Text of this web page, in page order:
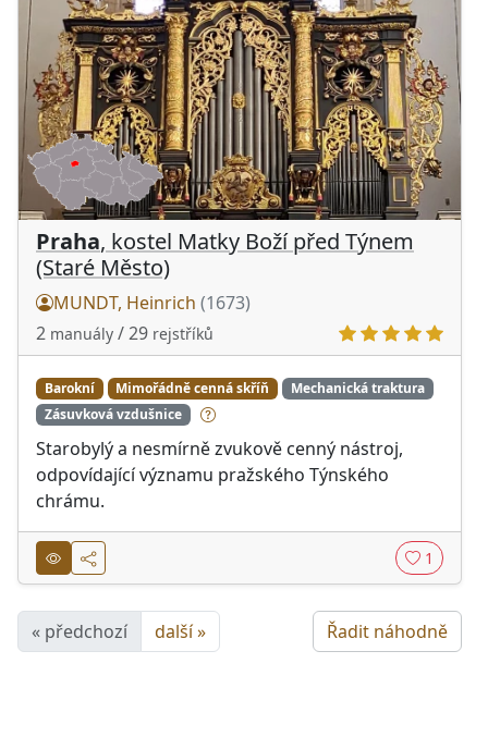
Praha, kostel Matky Boží před Týnem
(Staré Město)
MUNDT, Heinrich (1673)
2 manuály / 29 rejstříků
Barokní Mimořádně cenná skříň
Mechanická traktura
Zásuvková vzdušnice
Starobylý a nesmírně zvukově cenný nástroj,
odpovídající významu pražského Týnského
chrámu.
1
« předchozí další » Řadit náhodně